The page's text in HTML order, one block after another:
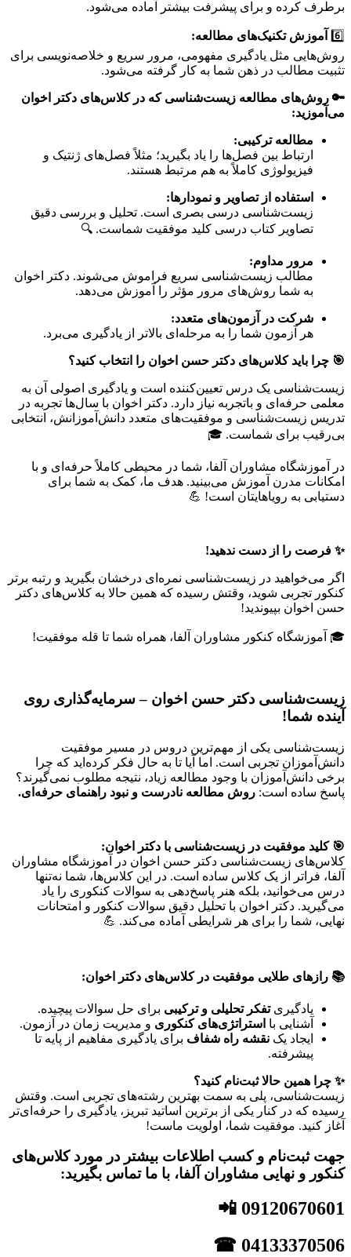
برطرف کرده و برای پیشرفت بیشتر آماده می‌شود.
6️⃣
آموزش تکنیک‌های مطالعه:
روش‌هایی مثل یادگیری مفهومی، مرور سریع و خلاصه‌نویسی برای
تثبیت مطالب در ذهن شما به کار گرفته می‌شود.
🔑 روش‌های مطالعه زیست‌شناسی که در کلاس‌های دکتر اخوان
می‌آموزید:
مطالعه ترکیبی:
ارتباط بین فصل‌ها را یاد بگیرید؛ مثلاً فصل‌های ژنتیک و
فیزیولوژی کاملاً به هم مرتبط هستند.
استفاده از تصاویر و نمودارها:
زیست‌شناسی درسی بصری است. تحلیل و بررسی دقیق
تصاویر کتاب درسی کلید موفقیت شماست. 🔍
مرور مداوم:
مطالب زیست‌شناسی سریع فراموش می‌شوند. دکتر اخوان
به شما روش‌های مرور مؤثر را آموزش می‌دهد.
شرکت در آزمون‌های متعدد:
هر آزمون شما را به مرحله‌ای بالاتر از یادگیری می‌برد.
🎯 چرا باید کلاس‌های دکتر حسن اخوان را انتخاب کنید؟
زیست‌شناسی یک درس تعیین‌کننده است و یادگیری اصولی آن به
معلمی حرفه‌ای و باتجربه نیاز دارد. دکتر اخوان با سال‌ها تجربه در
تدریس زیست‌شناسی و موفقیت‌های متعدد دانش‌آموزانش، انتخابی
بی‌رقیب برای شماست. 🎓
در آموزشگاه مشاوران آلفا، شما در محیطی کاملاً حرفه‌ای و با
امکانات مدرن آموزش می‌بینید. هدف ما، کمک به شما برای
دستیابی به رویاهایتان است! 💪
✨ فرصت را از دست ندهید!
اگر می‌خواهید در زیست‌شناسی نمره‌ای درخشان بگیرید و رتبه برتر
کنکور تجربی شوید، وقتش رسیده که همین حالا به کلاس‌های دکتر
حسن اخوان بپیوندید!
🎓 آموزشگاه کنکور مشاوران آلفا، همراه شما تا قله موفقیت!
زیست‌شناسی دکتر حسن اخوان – سرمایه‌گذاری روی
آینده شما!
زیست‌شناسی یکی از مهم‌ترین دروس در مسیر موفقیت
دانش‌آموزان تجربی است. اما آیا تا به حال فکر کرده‌اید که چرا
برخی دانش‌آموزان با وجود مطالعه زیاد، نتیجه مطلوب نمی‌گیرند؟
پاسخ ساده است: روش مطالعه نادرست و نبود راهنمای حرفه‌ای.
🎯 کلید موفقیت در زیست‌شناسی با دکتر اخوان:
کلاس‌های زیست‌شناسی دکتر حسن اخوان در آموزشگاه مشاوران
آلفا، فراتر از یک کلاس ساده است. در این کلاس‌ها، شما نه‌تنها
درس می‌خوانید، بلکه هنر پاسخ‌دهی به سوالات کنکوری را یاد
می‌گیرید. دکتر اخوان با تحلیل دقیق سوالات کنکور و امتحانات
نهایی، شما را برای هر شرایطی آماده می‌کند. 💪
📚 رازهای طلایی موفقیت در کلاس‌های دکتر اخوان:
یادگیریتفکر تحلیلی و ترکیبی برای حل سوالات پیچیده.
آشنایی با استراتژی‌های کنکوری و مدیریت زمان در آزمون.
ایجاد یک نقشه راه شفاف برای یادگیری مفاهیم از پایه تا
پیشرفته.
✨ چرا همین حالا ثبت‌نام کنید؟
زیست‌شناسی، پلی به سمت بهترین رشته‌های تجربی است. وقتش
رسیده که در کنار یکی از برترین اساتید تبریز، یادگیری را حرفه‌ای‌تر
آغاز کنید. موفقیت شما، اولویت ماست!
جهت ثبت‌نام و کسب اطلاعات بیشتر در مورد کلاس‌های
کنکور و نهایی مشاوران آلفا، با ما تماس بگیرید:
09120670601 📲
04133370506 ☎